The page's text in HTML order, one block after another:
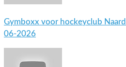
Gymboxx voor hockeyclub
06-2026